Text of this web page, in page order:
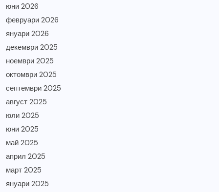
юни 2026
февруари 2026
януари 2026
декември 2025
ноември 2025
октомври 2025
септември 2025
август 2025
юли 2025
юни 2025
май 2025
април 2025
март 2025
януари 2025